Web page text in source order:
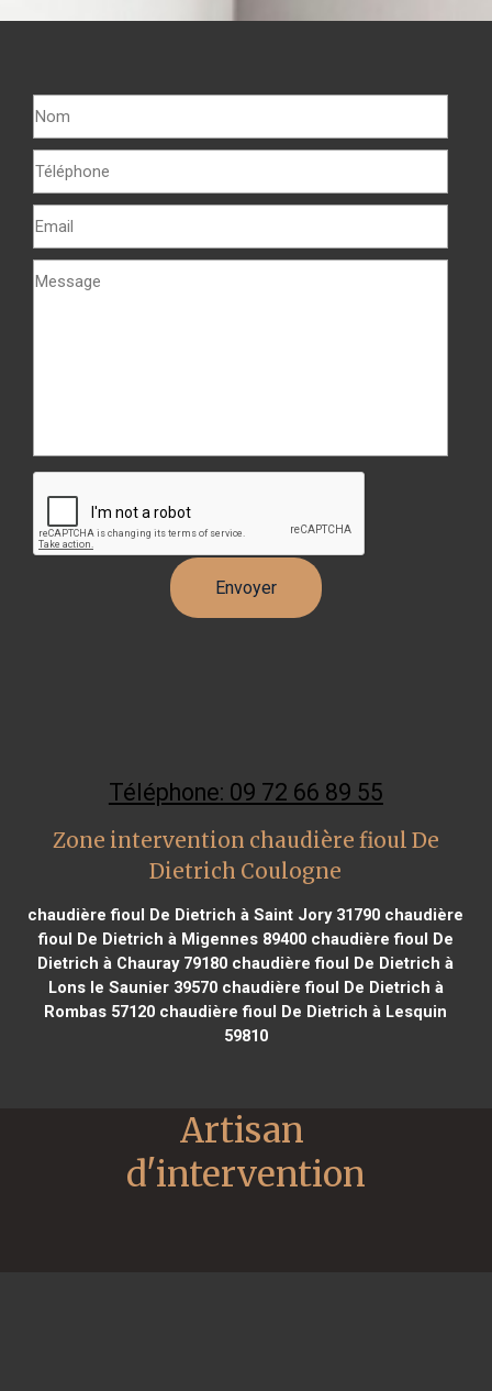
Téléphone: 09 72 66 89 55
Zone intervention chaudière fioul De
Dietrich Coulogne
chaudière fioul De Dietrich à Saint Jory 31790 chaudière
fioul De Dietrich à Migennes 89400chaudière fioul De
Dietrich à Chauray 79180 chaudière fioul De Dietrich à
Lons le Saunier 39570chaudière fioul De Dietrich à
Rombas 57120 chaudière fioul De Dietrich à Lesquin
59810
Artisan
d'intervention